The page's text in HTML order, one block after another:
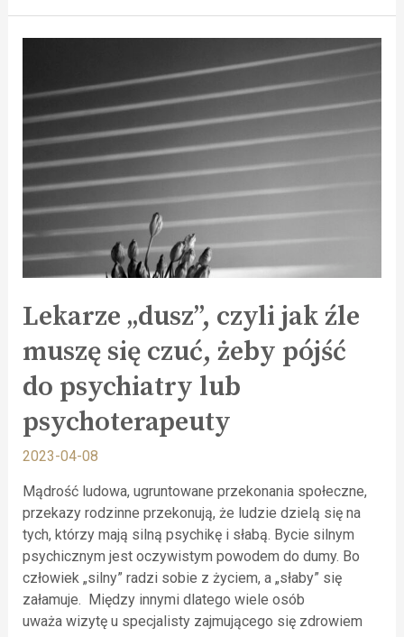
Lekarze „dusz”, czyli jak źle
muszę się czuć, żeby pójść
do psychiatry lub
psychoterapeuty
2023-04-08
Mądrość ludowa, ugruntowane przekonania społeczne,
przekazy rodzinne przekonują, że ludzie dzielą się na
tych, którzy mają silną psychikę i słabą. Bycie silnym
psychicznym jest oczywistym powodem do dumy. Bo
człowiek „silny” radzi sobie z życiem, a „słaby” się
załamuje. Między innymi dlatego wiele osób
uważa wizytę u specjalisty zajmującego się zdrowiem